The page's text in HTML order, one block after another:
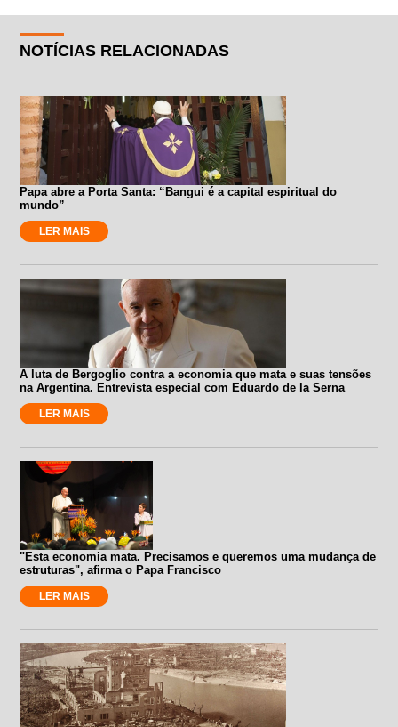
NOTÍCIAS RELACIONADAS
Papa abre a Porta Santa: “Bangui é a capital espiritual do
mundo”
LER MAIS
A luta de Bergoglio contra a economia que mata e suas tensões
na Argentina. Entrevista especial com Eduardo de la Serna
LER MAIS
"Esta economia mata. Precisamos e queremos uma mudança de
estruturas", afirma o Papa Francisco
LER MAIS